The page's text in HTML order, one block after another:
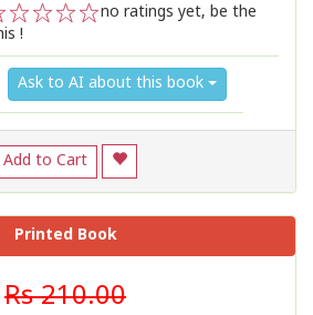
2
no ratings yet, be the
!
Ask to AI about this book
Add to Cart
Printed Book
Rs 210.00